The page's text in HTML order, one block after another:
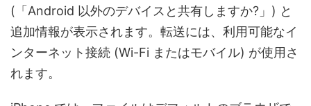
(「Android 以外のデバイスと共有しますか?」) と
追加情報が表示されます。転送には、利用可能なイ
ンターネット接続 (Wi-Fi またはモバイル) が使用さ
れます。